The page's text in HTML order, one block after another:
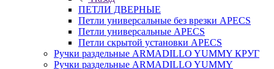
ПЕТЛИ ДВЕРНЫЕ
Петли универсальные без врезки APECS
Петли универсальные APECS
Петли скрытой установки APECS
Ручки раздельные ARMADILLO YUMMY КРУГ
Ручки раздельные ARMADILLO YUMMY